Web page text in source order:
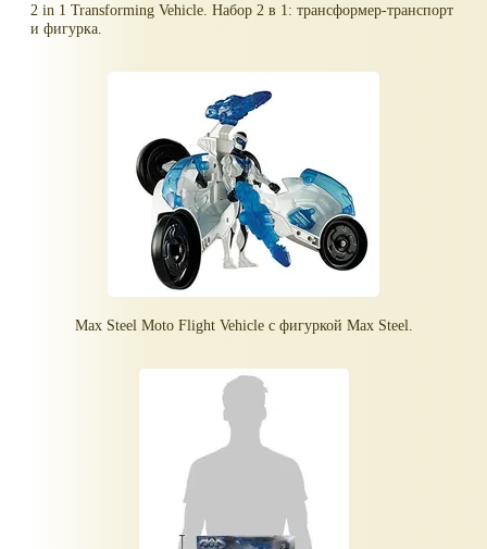
2 in 1 Transforming Vehicle. Набор 2 в 1: трансформер-транспорт
и фигурка.
Max Steel Moto Flight Vehicle с фигуркой Max Steel.